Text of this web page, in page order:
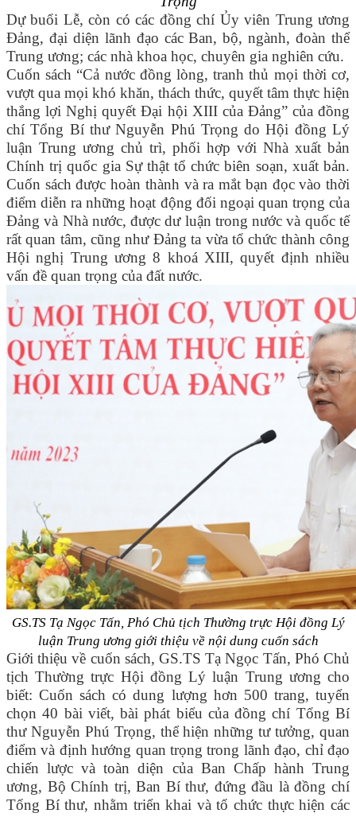
Dự buổi Lễ, còn có các đồng chí Ủy viên Trung ương
Đảng, đại diện lãnh đạo các Ban, bộ, ngành, đoàn thể
Trung ương; các nhà khoa học, chuyên gia nghiên cứu.
Cuốn sách “Cả nước đồng lòng, tranh thủ mọi thời cơ,
vượt qua mọi khó khăn, thách thức, quyết tâm thực hiện
thắng lợi Nghị quyết Đại hội XIII của Đảng” của đồng
chí Tổng Bí thư Nguyễn Phú Trọng do Hội đồng Lý
luận Trung ương chủ trì, phối hợp với Nhà xuất bản
Chính trị quốc gia Sự thật tổ chức biên soạn, xuất bản.
Cuốn sách được hoàn thành và ra mắt bạn đọc vào thời
điểm diễn ra những hoạt động đối ngoại quan trọng của
Đảng và Nhà nước, được dư luận trong nước và quốc tế
rất quan tâm, cũng như Đảng ta vừa tổ chức thành công
Hội nghị Trung ương 8 khoá XIII, quyết định nhiều
vấn đề quan trọng của đất nước.
GS.TS Tạ Ngọc Tấn, Phó Chủ tịch Thường trực Hội đồng Lý
luận Trung ương giới thiệu về nội dung cuốn sách
Giới thiệu về cuốn sách, GS.TS Tạ Ngọc Tấn, Phó Chủ
tịch Thường trực Hội đồng Lý luận Trung ương cho
biết: Cuốn sách có dung lượng hơn 500 trang, tuyển
chọn 40 bài viết, bài phát biểu của đồng chí Tổng Bí
thư Nguyễn Phú Trọng, thể hiện những tư tưởng, quan
điểm và định hướng quan trọng trong lãnh đạo, chỉ đạo
chiến lược và toàn diện của Ban Chấp hành Trung
ương, Bộ Chính trị, Ban Bí thư, đứng đầu là đồng chí
Tổng Bí thư, nhằm triển khai và tổ chức thực hiện các